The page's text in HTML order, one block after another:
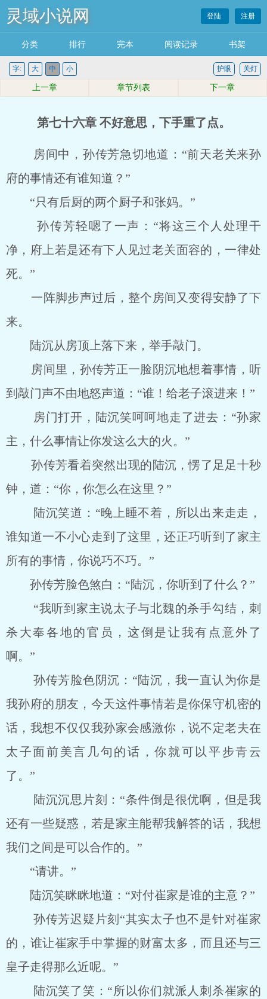
灵域小说网 登陆 注册
分类 排行 完本 阅读记录 书架
字: 大 中 小 关灯
护眼
上一章 章节列表 下一章
第七十六章 不好意思，下手重了点。
房间中，孙传芳急切地道：“前天老关来孙
府的事情还有谁知道？”
“只有后厨的两个厨子和张妈。”
孙传芳轻嗯了一声：“将这三个人处理干
净，府上若是还有下人见过老关面容的，一律处
死。”
一阵脚步声过后，整个房间又变得安静了下
来。
陆沉从房顶上落下来，举手敲门。
房间里，孙传芳正一脸阴沉地想着事情，听
到敲门声不由地怒声道：“谁！给老子滚进来！”
房门打开，陆沉笑呵呵地走了进去：“孙家
主，什么事情让你发这么大的火。”
孙传芳看着突然出现的陆沉，愣了足足十秒
钟，道：“你，你怎么在这里？”
陆沉笑道：“晚上睡不着，所以出来走走，
谁知道一不小心走到了这里，还正巧听到了家主
所有的事情，你说巧不巧。”
孙传芳脸色煞白：“陆沉，你听到了什么？”
“我听到家主说太子与北魏的杀手勾结，刺
杀大奉各地的官员，这倒是让我有点意外了
啊。”
孙传芳脸色阴沉：“陆沉，我一直认为你是
我孙府的朋友，今天这件事情若是你保守机密的
话，我想不仅仅我孙家会感激你，说不定老夫在
太子面前美言几句的话，你就可以平步青云
了。”
陆沉沉思片刻：“条件倒是很优啊，但是我
还有一些疑惑，若是家主能帮我解答的话，我想
我们之间是可以合作的。”
“请讲。”
陆沉笑眯眯地道：“对付崔家是谁的主意？”
孙传芳迟疑片刻“其实太子也不是针对崔家
的，谁让崔家手中掌握的财富太多，而且还与三
皇子走得那么近呢。”
陆沉笑了笑：“所以你们就派人刺杀崔家的